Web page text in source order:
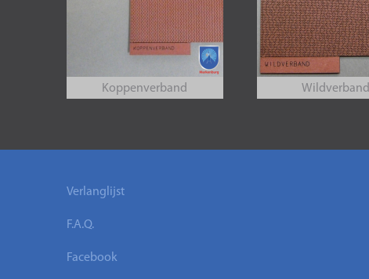
Koppenverband Wildverband
Verlanglijst
F.A.Q.
Facebook